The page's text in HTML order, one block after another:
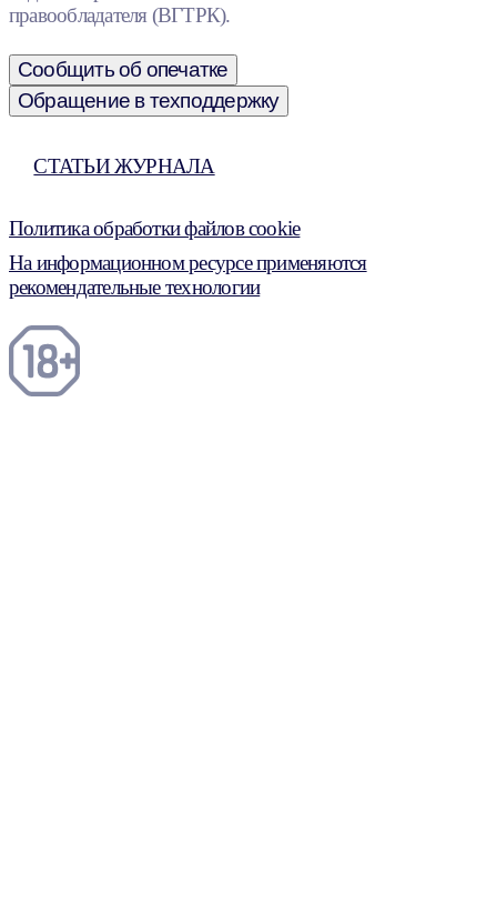
правообладателя (ВГТРК).
Сообщить об опечатке
Обращение в техподдержку
СТАТЬИ ЖУРНАЛА
Политика обработки файлов cookie
На информационном ресурсе применяются
рекомендательные технологии